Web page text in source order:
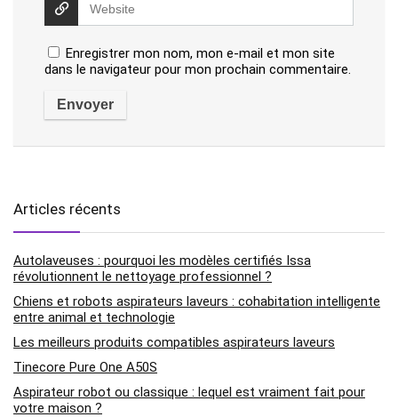
Enregistrer mon nom, mon e-mail et mon site
dans le navigateur pour mon prochain commentaire.
Articles récents
Autolaveuses : pourquoi les modèles certifiés Issa
révolutionnent le nettoyage professionnel ?
Chiens et robots aspirateurs laveurs : cohabitation intelligente
entre animal et technologie
Les meilleurs produits compatibles aspirateurs laveurs
Tinecore Pure One A50S
Aspirateur robot ou classique : lequel est vraiment fait pour
votre maison ?